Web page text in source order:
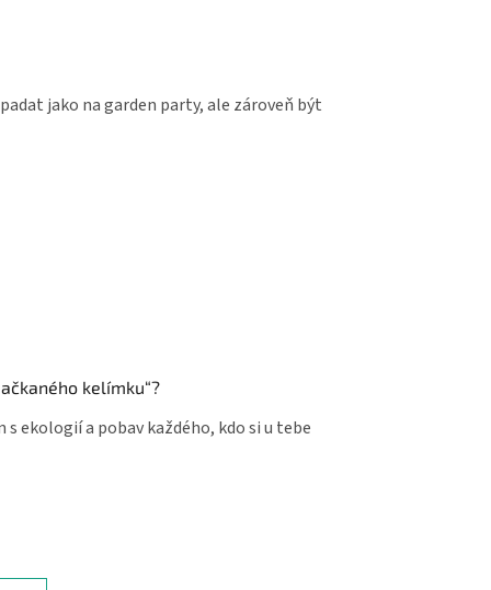
jako na garden party, ale zároveň být
kelímku“?
s ekologií a pobav každého, kdo si u tebe